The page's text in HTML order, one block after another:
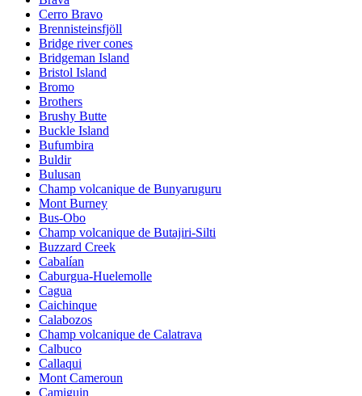
Cerro Bravo
Brennisteinsfjöll
Bridge river cones
Bridgeman Island
Bristol Island
Bromo
Brothers
Brushy Butte
Buckle Island
Bufumbira
Buldir
Bulusan
Champ volcanique de Bunyaruguru
Mont Burney
Bus-Obo
Champ volcanique de Butajiri-Silti
Buzzard Creek
Cabalían
Caburgua-Huelemolle
Cagua
Caichinque
Calabozos
Champ volcanique de Calatrava
Calbuco
Callaqui
Mont Cameroun
Camiguin